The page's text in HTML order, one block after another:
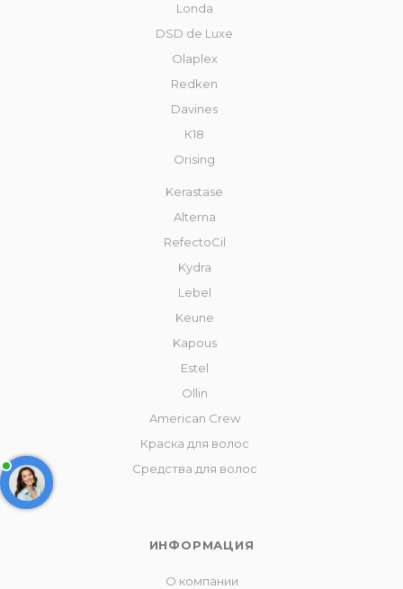
Londa
DSD de Luxe
Olaplex
Redken
Davines
К18
Orising
Kerastase
Alterna
RefectoCil
Kydra
Lebel
Keune
Kapous
Estel
Ollin
American Crew
Краска для волос
Средства для волос
ИНФОРМАЦИЯ
О компании